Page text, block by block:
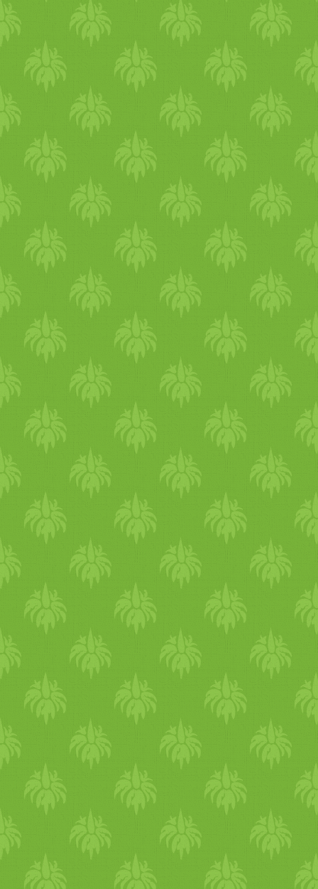
a többi 10 százalék
hem vas (Bull és
Élelmiszer Szabványügyi
Élelmiszer- és
vasforrásokat, és
hem) vas 17 százaléka
százaléka tejtermékekből
túlnyomó többsége
élelmiszerekből
kiőrlésű tészta, a barna
ki a legnagyobb hányadot
mutatja, hogy a
élelmiszerek, a
számára egyaránt. A
következő táblázat azt
bővelkednek vasban. A
szójatermékek (mint
vasforrások. Ugyanígy a
brokkoli, a kínai kel